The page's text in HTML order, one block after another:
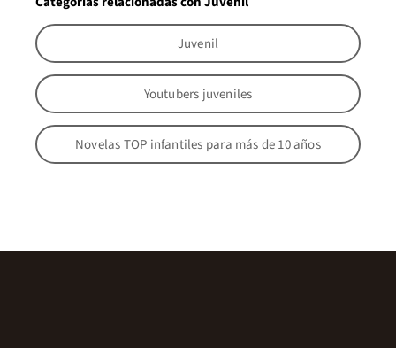
Juvenil
Youtubers juveniles
Novelas TOP infantiles para más de 10 años